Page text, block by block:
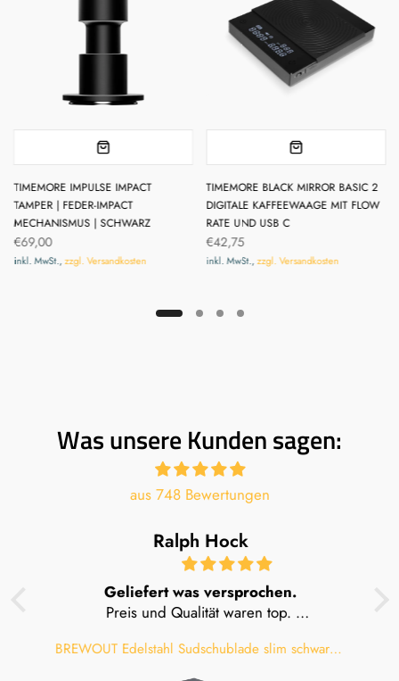
TIMEMORE IMPULSE IMPACT
TAMPER | FEDER-IMPACT
MECHANISMUS | SCHWARZ
€69,00
inkl. MwSt.,zzgl. Versandkosten
TIMEMORE BLACK MIRROR BASIC 2
DIGITALE KAFFEEWAAGE MIT FLOW
RATE UND USB C
€42,75
inkl. MwSt.,zzgl. Versandkosten
Was unsere Kunden sagen:
aus 748 Bewertungen
Ralph Hock
Geliefert was versprochen.
Preis und Qualität waren top.
Brewout entscheiden.
BREWOUT Edelstahl Sudschublade slim schwarz mit Holzgriff klein